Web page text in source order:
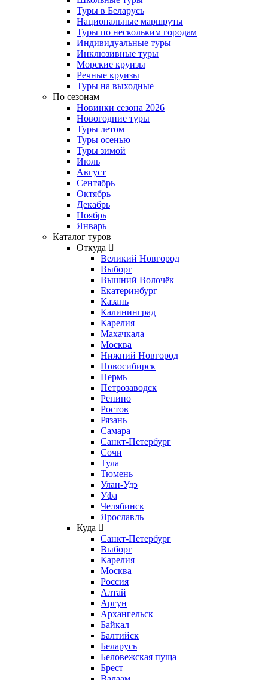
Туры в Беларусь
Национальные маршруты
Туры по нескольким городам
Индивидуальные туры
Инклюзивные туры
Морские круизы
Речные круизы
Туры на выходные
По сезонам
Новинки сезона 2026
Новогодние туры
Туры летом
Туры осенью
Туры зимой
Июль
Август
Сентябрь
Октябрь
Декабрь
Ноябрь
Январь
Каталог туров
Откуда
Великий Новгород
Выборг
Вышний Волочёк
Екатеринбург
Казань
Калининград
Карелия
Махачкала
Москва
Нижний Новгород
Новосибирск
Пермь
Петрозаводск
Репино
Ростов
Рязань
Самара
Санкт-Петербург
Сочи
Тула
Тюмень
Улан-Удэ
Уфа
Челябинск
Ярославль
Куда
Санкт-Петербург
Выборг
Карелия
Москва
Россия
Алтай
Аргун
Архангельск
Байкал
Балтийск
Беларусь
Беловежская пуща
Брест